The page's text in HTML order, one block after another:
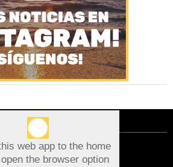
Noticias:
PUBLICIDAD
web app to the home
the browser option
sobre el Uso de cookies: